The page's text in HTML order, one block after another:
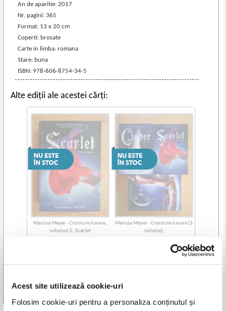
Acest site utilizează cookie-uri
Folosim cookie-uri pentru a personaliza conținutul și
An de aparitie: 2017
Nr. pagini: 365
Format: 13 x 20 cm
Coperti: brosate
Carte in limba: romana
Stare: buna
ISBN: 978-606-8754-34-5
Alte ediții ale acestei cărți:
Marissa Meyer - Cronicile lunare,
volumul 2. Scarlet
Marissa Meyer - Cronicile lunare (3
volume)